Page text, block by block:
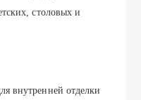
столовых и
внутренней отделки